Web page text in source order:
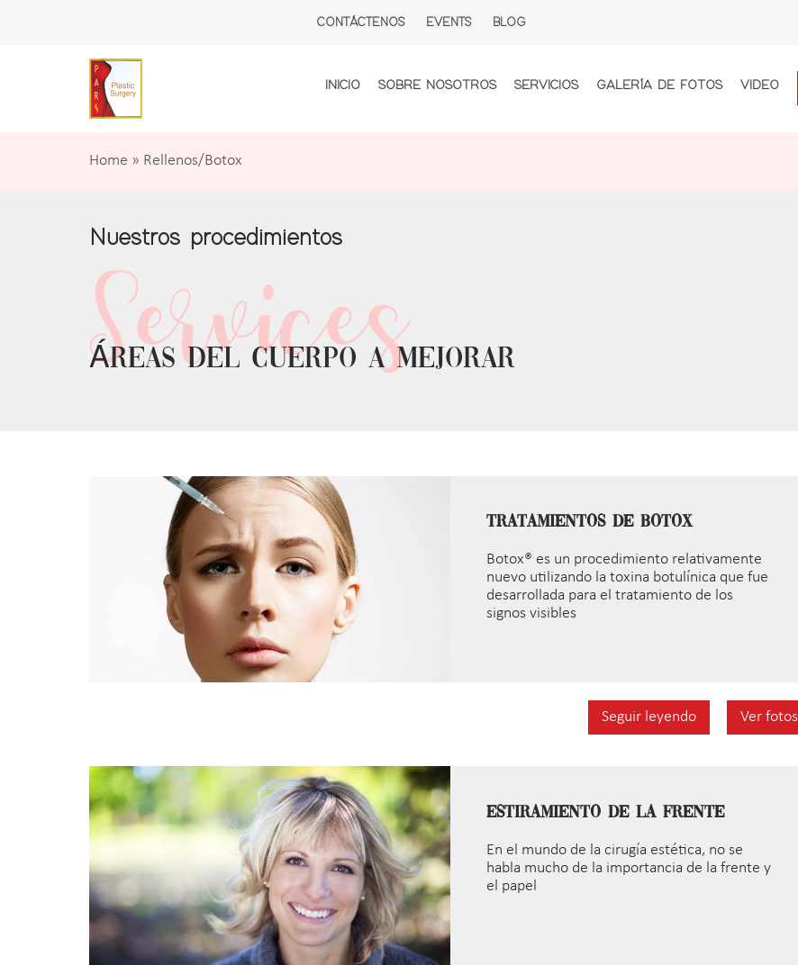
CONTÁCTENOS EVENTS BLOG
INICIO SOBRE NOSOTROS SERVICIOS GALERÍA DE FOTOS VIDEO
Home » Rellenos/Botox
Nuestros procedimientos
Áreas del cuerpo a mejorar
Tratamientos de Botox
Botox® es un procedimiento relativamente
nuevo utilizando la toxina botulínica que fue
desarrollada para el tratamiento de los
signos visibles
Seguir leyendo Ver fotos
Estiramiento de la Frente
En el mundo de la cirugía estética, no se
habla mucho de la importancia de la frente y
el papel